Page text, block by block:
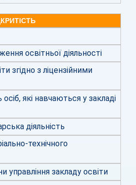
освітньої діяльності
згідно з ліцензійними
які навчаються у закладі
діяльність
технічного
управління закладу освіти